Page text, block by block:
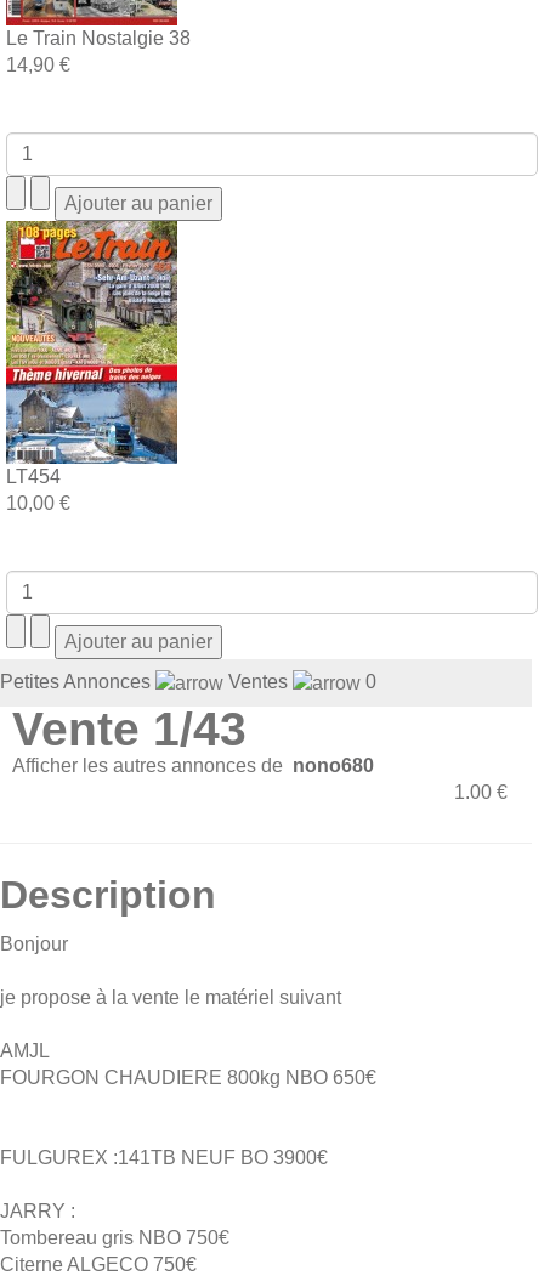
Le Train Nostalgie 38
14,90 €
LT454
10,00 €
Petites Annonces Ventes 0
Vente 1/43
Afficher les autres annonces de nono680
1.00 €
Description
Bonjour
je propose à la vente le matériel suivant
AMJL
FOURGON CHAUDIERE 800kg NBO 650€
FULGUREX :141TB NEUF BO 3900€
JARRY :
Tombereau gris NBO 750€
Citerne ALGECO 750€